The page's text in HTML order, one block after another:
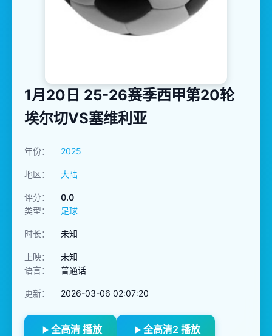
1月20日 25-26赛季西甲第20轮
埃尔切VS塞维利亚
年份： 2025
地区： 大陆
评分：
0.0
类型：
足球
时长： 未知
上映：
未知
语言：
普通话
更新： 2026-03-06 02:07:20
全高清 播放 全高清2 播放